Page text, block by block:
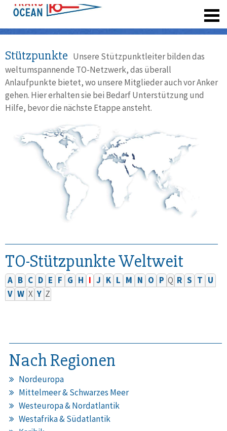
Stützpunkte Unsere Stützpunktleiter bilden das
weltumspannende TO-Netzwerk, das überall
Anlaufpunkte bietet, wo unsere Mitglieder auch vor Anker
gehen. Hier erhalten sie bei Bedarf Unterstützung und
Hilfe, bevor die nächste Etappe ansteht.
TO-Stützpunkte Weltweit
A B C D E F G H I J K L M N O P Q R S T U
V W X Y Z
Nach Regionen
Nordeuropa
Mittelmeer & Schwarzes Meer
Westeuropa & Nordatlantik
Westafrika & Südatlantik